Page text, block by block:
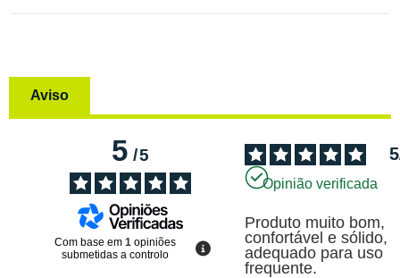
Aviso
5/5
Com base em 1 opiniões
submetidas a controlo
5
Opinião verificada
Produto muito bom,
confortável e sólido,
adequado para uso
frequente.